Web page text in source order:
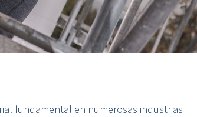
fundamental en numerosas industrias